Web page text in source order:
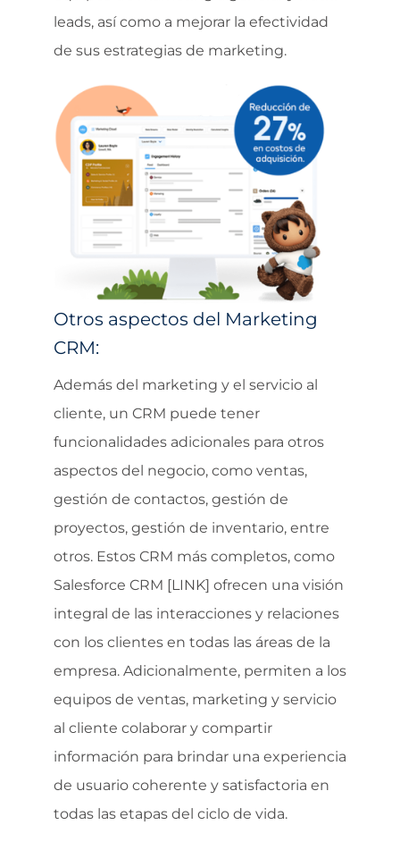
leads, así como a mejorar la efectividad
de sus estrategias de marketing.
Otros aspectos del Marketing
CRM:
Además del marketing y el servicio al
cliente, un CRM puede tener
funcionalidades adicionales para otros
aspectos del negocio, como ventas,
gestión de contactos, gestión de
proyectos, gestión de inventario, entre
otros. Estos CRM más completos, como
Salesforce CRM [LINK] ofrecen una visión
integral de las interacciones y relaciones
con los clientes en todas las áreas de la
empresa. Adicionalmente, permiten a los
equipos de ventas, marketing y servicio
al cliente colaborar y compartir
información para brindar una experiencia
de usuario coherente y satisfactoria en
todas las etapas del ciclo de vida.